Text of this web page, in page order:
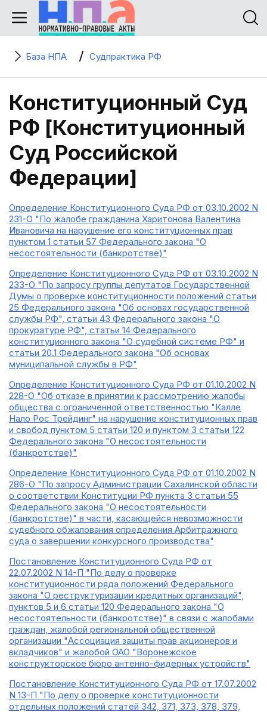
База НПА Судпрактика РФ
Конституционный Суд
РФ [Конституционный
Суд Российской
Федерации]
Определение Конституционного Суда РФ от 03.10.2002 N
231-О "По жалобе гражданина Харитонова Валентина
Ивановича на нарушение его конституционных прав
пунктом 1 статьи 57 Федерального закона "О
несостоятельности (банкротстве)"
Определение Конституционного Суда РФ от 03.10.2002 N
233-О "По запросу группы депутатов Государственной
Думы о проверке конституционности положений статьи
25 Федерального закона "Об основах государственной
службы РФ", статьи 43 Федерального закона "О
прокуратуре РФ", статьи 14 Федерального
конституционного закона "О судебной системе РФ" и
статьи 20.1 Федерального закона "Об основах
муниципальной службы в РФ"
Определение Конституционного Суда РФ от 01.10.2002 N
228-О "Об отказе в принятии к рассмотрению жалобы
общества с ограниченной ответственностью "Калле
Нало Рос Трейдинг" на нарушение конституционных прав
и свобод пунктом 5 статьи 120 и пунктом 3 статьи 122
Федерального закона "О несостоятельности
(банкротстве)"
Определение Конституционного Суда РФ от 01.10.2002 N
286-О "По запросу Администрации Сахалинской области
о соответствии Конституции РФ пункта 3 статьи 55
Федерального закона "О несостоятельности
(банкротстве)" в части, касающейся невозможности
судебного обжалования определения Арбитражного
суда о завершении конкурсного производства"
Постановление Конституционного Суда РФ от
22.07.2002 N 14-П "По делу о проверке
конституционности ряда положений Федерального
закона "О реструктуризации кредитных организаций",
пунктов 5 и 6 статьи 120 Федерального закона "О
несостоятельности (банкротстве)" в связи с жалобами
граждан, жалобой региональной общественной
организации "Ассоциация защиты прав акционеров и
вкладчиков" и жалобой ОАО "Воронежское
конструкторское бюро антенно-фидерных устройств"
Постановление Конституционного Суда РФ от 17.07.2002
N 13-П "По делу о проверке конституционности
отдельных положений статей 342, 371, 373, 378, 379,